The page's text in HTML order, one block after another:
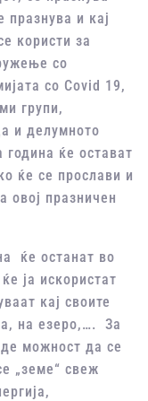
и кај
користи за
со
со Covid 19,
групи,
и делумното
ќе остават
ќе се прослави и
овој празничен
ќе останат во
ја искористат
кај своите
на езеро,…. За
можност да се
„земе“ свеж